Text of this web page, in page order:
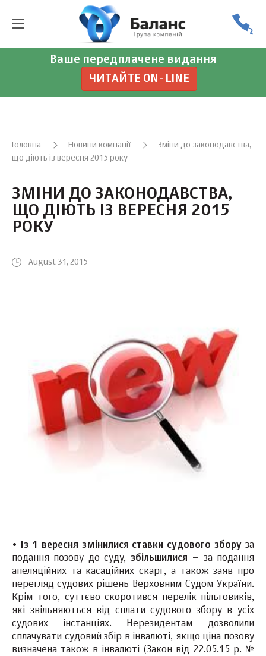
Ваше передплачене видання
ЧИТАЙТЕ ON-LINE
Головна Новини компанії
Зміни до законодавства,
що діють із вересня 2015 року
ЗМІНИ ДО ЗАКОНОДАВСТВА,
ЩО ДІЮТЬ ІЗ ВЕРЕСНЯ 2015
РОКУ
August 31, 2015
• Із 1 вересня змінилися ставки судового збору за
подання позову до суду, збільшилися – за подання
апеляційних та касаційних скарг, а також заяв про
перегляд судових рішень Верховним Судом України.
Крім того, суттєво скоротився перелік пільговиків,
які звільняються від сплати судового збору в усіх
судових інстанціях. Нерезидентам дозволили
сплачувати судовий збір в інвалюті, якщо ціна позову
визначена також в інвалюті (Закон від 22.05.15 р. №